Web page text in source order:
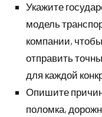
Укажите
модель
компании,
отправить
для каждой
Опишите
поломка,